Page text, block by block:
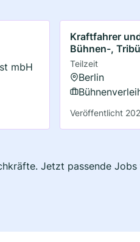
mbH
Kraftfahrer
Bühnen-,
Teilzeit
Berlin
Veröffentlicht
Jetzt passende